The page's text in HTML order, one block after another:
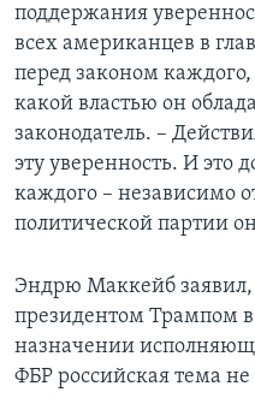
поддержания
всех американцев в
перед законом каждого,
какой властью он
законодатель. –
эту уверенность. И это
каждого – независимо
политической партии
Эндрю Маккейб заявил,
президентом Трампом
назначении
ФБР российская тема не